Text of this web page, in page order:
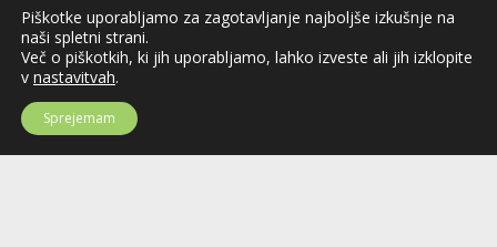
Hokejska zveza Slovenije
Hokejska zveza Slovenije (HZS) je krovna športna organizacija na področju
hokeja v Sloveniji. Organizira tekmovanja v različnih domačih in
mednarodnih hokejskih ligah in pokalih; pod njenim okriljem delujejo tudi
SI-1000 Ljubljana
Piškotke uporabljamo za zagotavljanje najboljše izkušnje na
naši spletni strani.
Več o piškotkih, ki jih uporabljamo, lahko izveste ali jih izklopite
v nastavitvah.
Sprejemam